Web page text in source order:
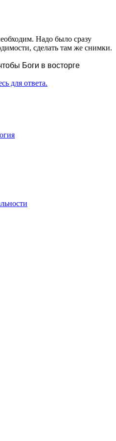
Надо было сразу
сделать там же снимки.
Боги в восторге
для ответа.